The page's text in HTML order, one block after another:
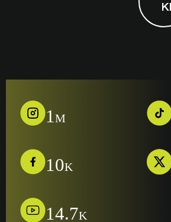
1M
10K
14.7K